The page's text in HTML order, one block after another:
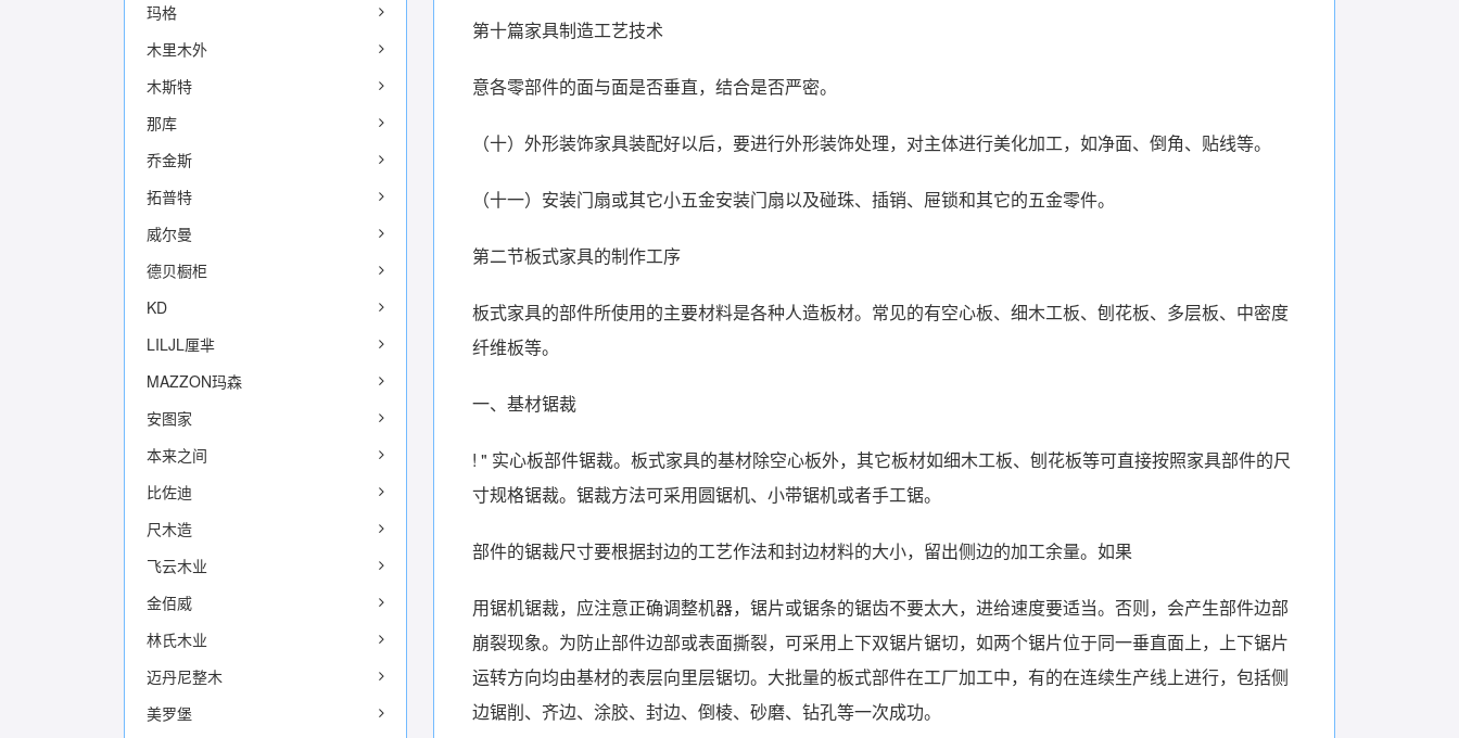
玛格
木里木外
木斯特
那库
乔金斯
拓普特
威尔曼
德贝橱柜
KD
LILJL厘芈
MAZZON玛森
安图家
本来之间
比佐迪
尺木造
飞云木业
金佰威
林氏木业
迈丹尼整木
美罗堡
第十篇家具制造工艺技术
意各零部件的面与面是否垂直，结合是否严密。
（十）外形装饰家具装配好以后，要进行外形装饰处理，对主体进行美化加工，如净面、倒角、贴线等。
（十一）安装门扇或其它小五金安装门扇以及碰珠、插销、屉锁和其它的五金零件。
第二节板式家具的制作工序
板式家具的部件所使用的主要材料是各种人造板材。常见的有空心板、细木工板、刨花板、多层板、中密度
纤维板等。
一、基材锯裁
! " 实心板部件锯裁。板式家具的基材除空心板外，其它板材如细木工板、刨花板等可直接按照家具部件的尺
寸规格锯裁。锯裁方法可采用圆锯机、小带锯机或者手工锯。
部件的锯裁尺寸要根据封边的工艺作法和封边材料的大小，留出侧边的加工余量。如果
用锯机锯裁，应注意正确调整机器，锯片或锯条的锯齿不要太大，进给速度要适当。否则，会产生部件边部
崩裂现象。为防止部件边部或表面撕裂，可采用上下双锯片锯切，如两个锯片位于同一垂直面上，上下锯片
运转方向均由基材的表层向里层锯切。大批量的板式部件在工厂加工中，有的在连续生产线上进行，包括侧
边锯削、齐边、涂胶、封边、倒棱、砂磨、钻孔等一次成功。